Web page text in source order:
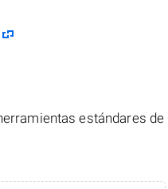
estándares de